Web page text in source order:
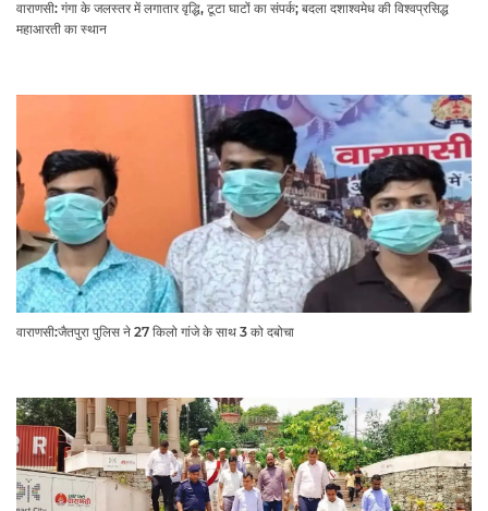
वाराणसी: गंगा के जलस्तर में लगातार वृद्धि, टूटा घाटों का संपर्क; बदला दशाश्वमेध की विश्वप्रसिद्ध
महाआरती का स्थान
वाराणसी:जैतपुरा पुलिस ने 27 किलो गांजे के साथ 3 को दबोचा